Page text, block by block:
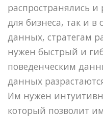
распространялись и
для бизнеса, так и в
данных, стратегам
нужен быстрый и
поведенческим
данных
Им нужен
который позволит